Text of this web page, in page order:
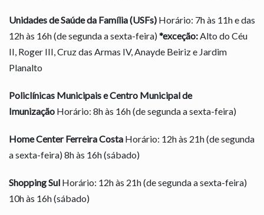
Unidades de Saúde da Família (USFs) Horário: 7h às 11h e das
12h às 16h (de segunda a sexta-feira)*exceção:Alto do Céu
II, Roger III, Cruz das Armas IV, Anayde Beiriz e Jardim
Planalto
Policlínicas Municipais e Centro Municipal de
Imunização Horário: 8h às 16h (de segunda a sexta-feira)
Home Center Ferreira Costa Horário: 12h às 21h (de segunda
a sexta-feira) 8h às 16h (sábado)
Shopping Sul Horário: 12h às 21h (de segunda a sexta-feira)
10h às 16h (sábado)